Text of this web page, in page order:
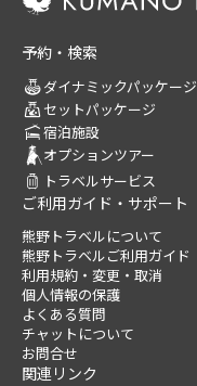
予約・検索
ダイナミックパッケージ
セットパッケージ
宿泊施設
オプションツアー
トラベルサービス
ご利用ガイド・サポート
熊野トラベルについて
熊野トラベルご利用ガイド
利用規約・変更・取消
個人情報の保護
よくある質問
チャットについて
お問合せ
関連リンク